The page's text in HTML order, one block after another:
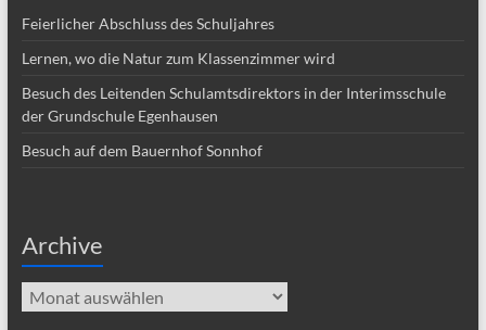
Feierlicher Abschluss des Schuljahres
Lernen, wo die Natur zum Klassenzimmer wird
Besuch des Leitenden Schulamtsdirektors in der Interimsschule
der Grundschule Egenhausen
Besuch auf dem Bauernhof Sonnhof
Archive
Archive